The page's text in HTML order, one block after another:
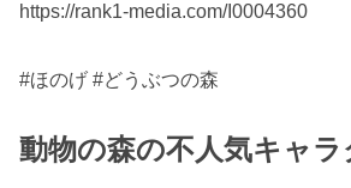
https://rank1-media.com/I0004360
#ほのげ #どうぶつの森
動物の森の不人気キャ